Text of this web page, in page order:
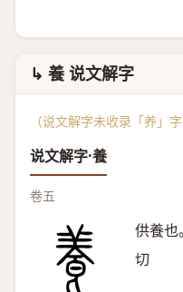
↳ 養 说文解字
（说文解字未收录「养」
说文解字·養
卷五
供養也
切